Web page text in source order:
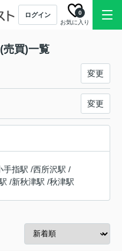
ログイン
お気に入り
0
売買)一覧
変更
変更
手指駅 /西所沢駅 /
/新秋津駅 /秋津駅